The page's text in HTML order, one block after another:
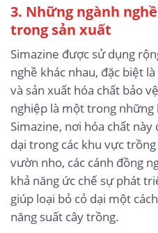
3. Những ngành
trong sản xuất
Simazine được sử dụng
nghề khác nhau, đặc biệt
và sản xuất hóa chất bảo
nghiệp là một trong
Simazine, nơi hóa chất
dại trong các khu vực
vườn nho, các cánh đồng
khả năng ức chế sự phát
giúp loại bỏ cỏ dại một
năng suất cây trồng.